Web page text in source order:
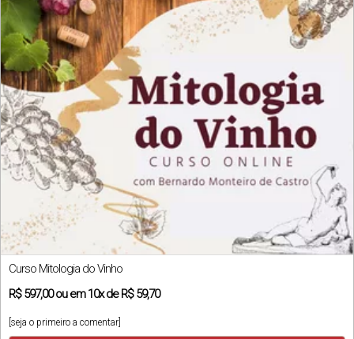
Curso Mitologia do Vinho
R$597,00ou em10xde R$ 59,70
[seja o primeiro a comentar]